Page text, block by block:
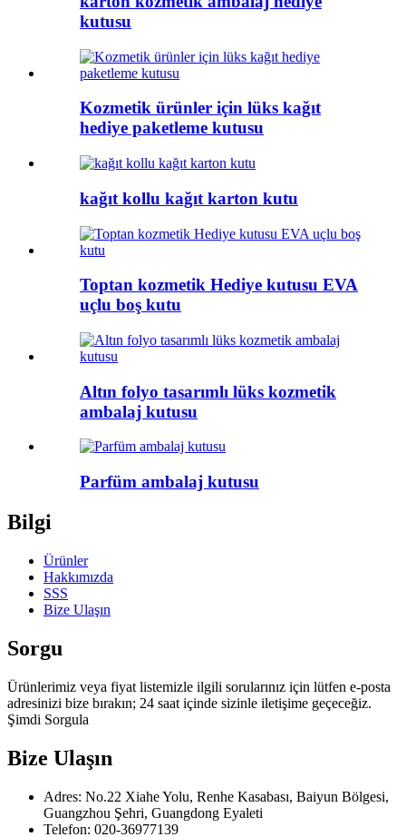
kutusu
Kozmetik ürünler için lüks kağıt
hediye paketleme kutusu
kağıt kollu kağıt karton kutu
Toptan kozmetik Hediye kutusu EVA
uçlu boş kutu
Altın folyo tasarımlı lüks kozmetik
ambalaj kutusu
Parfüm ambalaj kutusu
Bilgi
Ürünler
Hakkımızda
SSS
Bize Ulaşın
Sorgu
Ürünlerimiz veya fiyat listemizle ilgili sorularınız için lütfen e-posta
adresinizi bize bırakın; 24 saat içinde sizinle iletişime geçeceğiz.
Şimdi Sorgula
Bize Ulaşın
Adres: No.22 Xiahe Yolu, Renhe Kasabası, Baiyun Bölgesi,
Guangzhou Şehri, Guangdong Eyaleti
Telefon: 020-36977139